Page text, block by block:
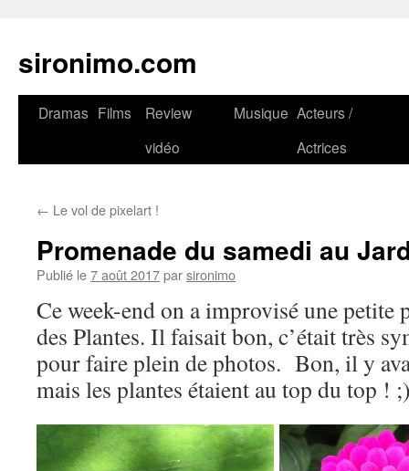
sironimo.com
Aller
Dramas Films
Review
vidéo
Musique Acteurs /
Actrices
← Le vol de pixelart !
Promenade du samedi au
Publié le7 août 2017parsironimo
Ce week-end on a improvisé une petite
des Plantes. Il faisait bon, c’était très
pour faire plein de photos. Bon, il y
mais les plantes étaient au top du top !